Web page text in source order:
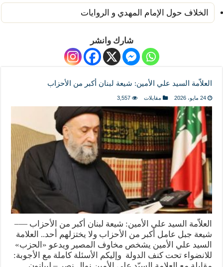
الخلاف حول الإمام المهدي و الروايات
شارك وانشر
العلاّمة السيد علي الأمين: شيعة لبنان أكبر من الأحزاب
24 مايو، 2026 مقابلات 3,557
العلاّمة السيد علي الأمين: شيعة لبنان أكبر من الأحزاب —–
شيعة جبل عامل أكبر من الأحزاب ولا يختزلهم أحد.. العلامة
السيد علي الأمين يشخص مخاوف المصير ويدعو «الحزب»
للانضواء تحت كنف الدولة وإليكم الأسئلة كاملة مع الأجوبة: